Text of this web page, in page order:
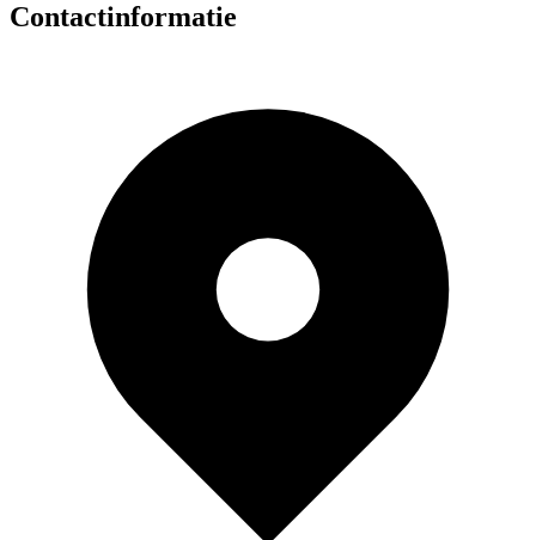
Contactinformatie